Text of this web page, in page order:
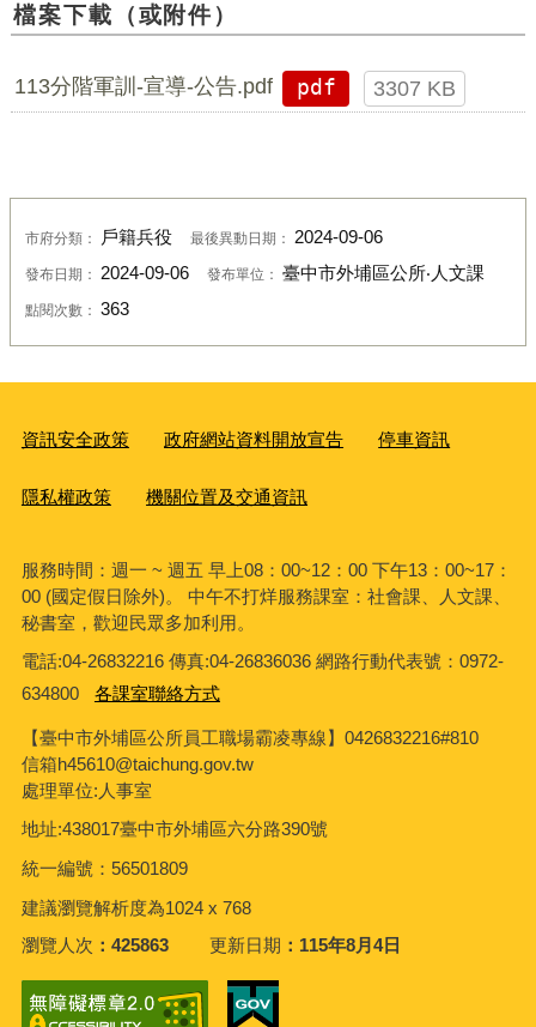
檔案下載（或附件）
113分階軍訓-宣導-公告.pdf pdf 3307 KB
市府分類： 戶籍兵役 最後異動日期： 2024-09-06
發布日期： 2024-09-06 發布單位： 臺中市外埔區公所‧人文課
點閱次數： 363
資訊安全政策 政府網站資料開放宣告 停車資訊
隱私權政策 機關位置及交通資訊
服務時間：週一 ~ 週五 早上08：00~12：00 下午13：00~17：
00 (國定假日除外)。 中午不打烊服務課室：社會課、人文課、
秘書室，歡迎民眾多加利用。
電話:04-26832216 傳真:04-26836036 網路行動代表號：0972-
634800
各課室聯絡方式
【臺中市外埔區公所員工職場霸凌專線】0426832216#810
信箱h45610@taichung.gov.tw
處理單位:人事室
地址:438017臺中市外埔區六分路390號
統一編號：56501809
建議瀏覽解析度為1024 x 768
瀏覽人次
425863 更新日期 115年8月4日